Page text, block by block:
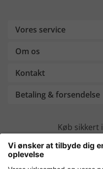
Vores service
Om os
Kontakt
Betaling & forsendelse
Køb sikkert
Flere webshops